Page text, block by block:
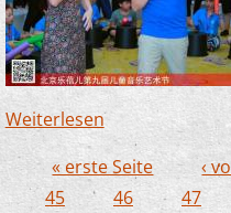
Weiterlesenüber Unser
Kampschulte
Seiten
« erste Seite ‹
45
46 47